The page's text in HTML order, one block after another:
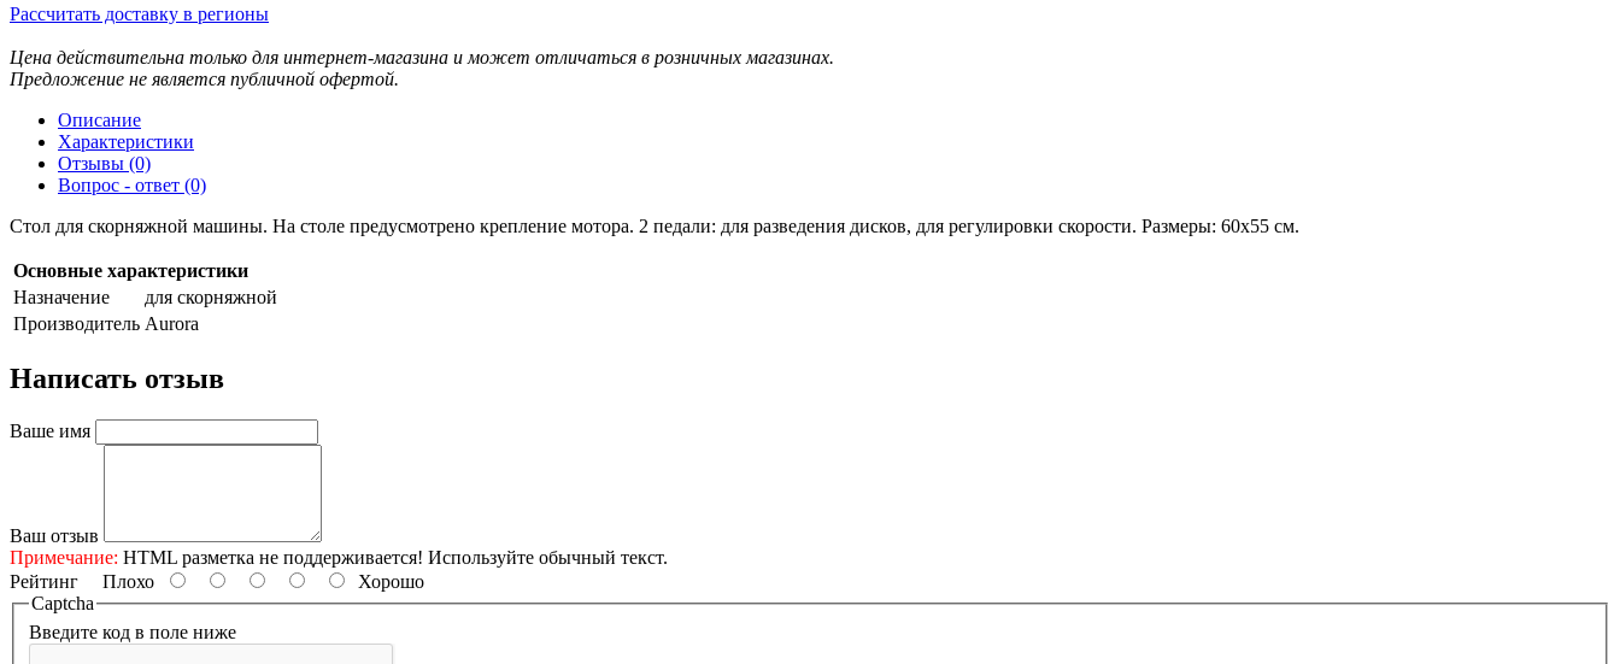
Рассчитать доставку в регионы
Цена действительна только для интернет-магазина и может отличаться в розничных магазинах.
Предложение не является публичной офертой.
Описание
Характеристики
Отзывы (0)
Вопрос - ответ (0)
Стол для скорняжной машины. На столе предусмотрено крепление мотора. 2 педали: для разведения дисков, для регулировки скорости. Размеры: 60х55 см.
Основные характеристики
Назначение
для скорняжной
Производитель Aurora
Написать отзыв
Ваше имя
Ваш отзыв
Примечание: HTML разметка не поддерживается! Используйте обычный текст.
Рейтинг Плохо
Хорошо
Captcha
Введите код в поле ниже